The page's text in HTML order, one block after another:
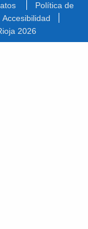
Política de
Accesibilidad
2026